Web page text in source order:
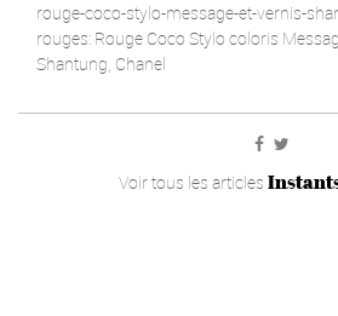
rouge-coco-stylo-message-et-vernis-
rouges: Rouge Coco Stylo coloris
Shantung, Chanel
Voir tous les articles